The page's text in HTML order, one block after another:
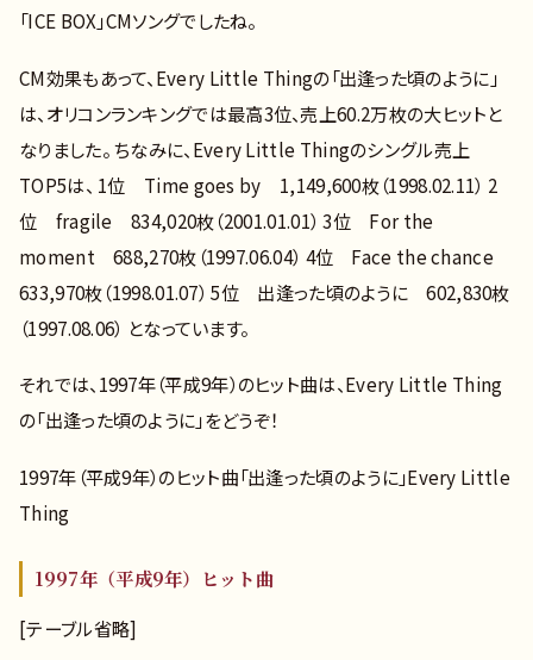
「ICE BOX」CMソングでしたね。
CM効果もあって、Every Little Thingの「出逢った頃のように」
は、オリコンランキングでは最高3位、売上60.2万枚の大ヒットと
なりました。 ちなみに、Every Little Thingのシングル売上
TOP5は、 1位 Time goes by 1,149,600枚（1998.02.11） 2
位 fragile 834,020枚（2001.01.01） 3位 For the
moment 688,270枚（1997.06.04） 4位 Face the chance
633,970枚（1998.01.07） 5位 出逢った頃のように 602,830枚
（1997.08.06） となっています。
それでは、1997年（平成9年）のヒット曲は、Every Little Thing
の「出逢った頃のように」をどうぞ！
1997年（平成9年）のヒット曲「出逢った頃のように」Every Little
Thing
1997年（平成9年）ヒット曲
[テーブル省略]